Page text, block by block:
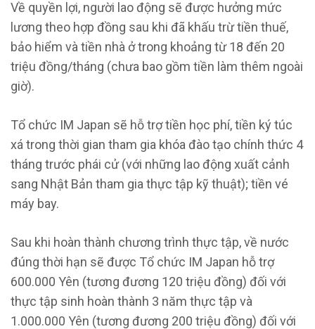
Về quyền lợi, người lao động sẽ được hưởng mức
lương theo hợp đồng sau khi đã khấu trừ tiền thuế,
bảo hiểm và tiền nhà ở trong khoảng từ 18 đến 20
triệu đồng/tháng (chưa bao gồm tiền làm thêm ngoài
giờ).
Tổ chức IM Japan sẽ hỗ trợ tiền học phí, tiền ký túc
xá trong thời gian tham gia khóa đào tạo chính thức 4
tháng trước phái cử (với những lao động xuất cảnh
sang Nhật Bản tham gia thực tập kỹ thuật); tiền vé
máy bay.
Sau khi hoàn thành chương trình thực tập, về nước
đúng thời hạn sẽ được Tổ chức IM Japan hỗ trợ
600.000 Yên (tương đương 120 triệu đồng) đối với
thực tập sinh hoàn thành 3 năm thực tập và
1.000.000 Yên (tương đương 200 triệu đồng) đối với